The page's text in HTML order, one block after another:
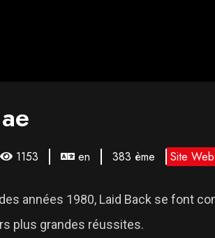
1153 en 383 ème Site Web
années 1980, Laid Back se font
plus grandes réussites.